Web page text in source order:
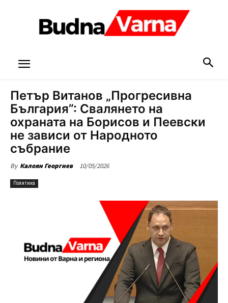
Петър Витанов „Прогресивна
България”: Свалянето на
охраната на Борисов и Пеевски
не зависи от Народното
събрание
By Калоян Георгиев 10/05/2026
Политика